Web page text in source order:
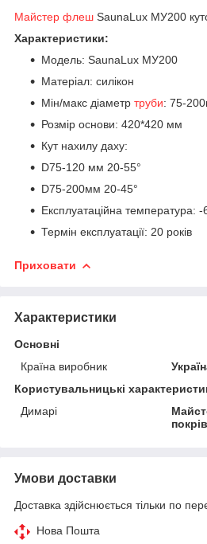
Майстер флеш SaunaLux МУ200
Характеристики:
Модель: SaunaLux МУ200
Матеріал: силікон
Мін/макс діаметр труби: 75-
Розмір основи: 420*420 мм
Кут нахилу даху:
D75-120 мм 20-55°
D75-200мм 20-45°
Експлуатаційна температура:
Термін експлуатації: 20 років
Приховати
Характеристики
Основні
Країна виробник
Користувальницькі
Димарі
Умови доставки
Доставка здійснюється тільки по
Нова Пошта